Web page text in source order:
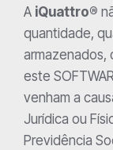
A iQuattro®
quantidade,
armazenados,
este
venham a
Jurídica ou
Previdência